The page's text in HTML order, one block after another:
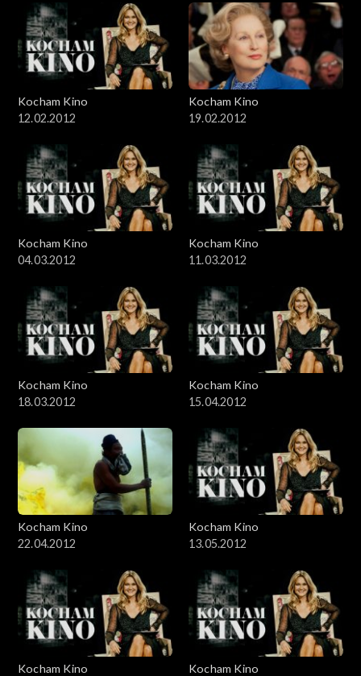
Kocham Kino
12.02.2012
Kocham Kino
19.02.2012
Kocham Kino
04.03.2012
Kocham Kino
11.03.2012
Kocham Kino
18.03.2012
Kocham Kino
15.04.2012
Kocham Kino
22.04.2012
Kocham Kino
13.05.2012
Kocham Kino
Kocham Kino